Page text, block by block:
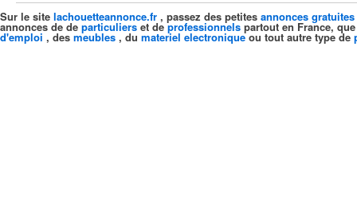
Sur le site lachouetteannonce.fr , passez des petites annonces gratuites
annonces de de particuliers et deprofessionnels partout en France,
d'emploi , des meubles , du materiel electroniqueou tout autre type de